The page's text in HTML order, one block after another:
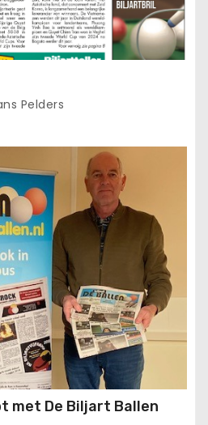
Pelders
met De Biljart Ballen